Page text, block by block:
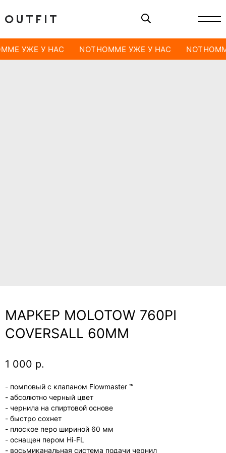
УЖЕ У НАС NOTHOMME УЖЕ У НАС
МАРКЕР MOLOTOW 760PI
COVERSALL 60ММ
1 000 р.
- помповый с клапаном Flowmaster ™
- абсолютно черный цвет
- чернила на спиртовой основе
- быстро сохнет
- плоское перо шириной 60 мм
- оснащен пером Hi-FL
- восьмиканальная система подачи чернил